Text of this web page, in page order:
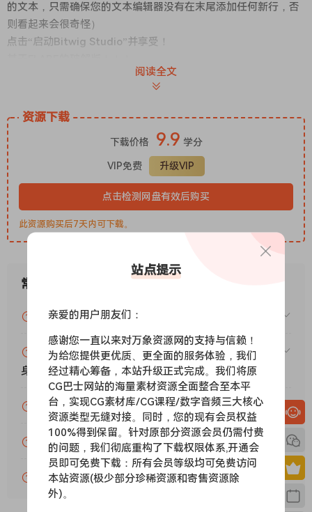
的文本，只需确保您的文本编辑器没有在末尾添加任何新行，否
则看起来会很奇怪）
点击“启动Bitwig Studio”并享受！
Bitwig Studio是一种单一解决方案，可在制作的每个阶段实现
任何音乐创意，具备强大的编辑
和效果。
Bitwig Studio 5已经发布，并引入了五个新的MSEG（多段线性
生成器）。
开发这个调制器和模块系列为我们整个调制系统进行了重大升
级。在第5版中，调制器可以做更多的事情，比如控制轨道和项
目级参数，并扩展到弹出窗口。我们还创建了新的软件演奏方
式，并对浏览器进行了全面改进，以便轻松找到所需内容。
浏览器的改进不仅仅是外观上的更新。现在，插件、预设和波表
等搜索结果都集中在一个地方。更新后的浏览器还提供了更好的
方式。
Bitwig Studio中的调制系统允许您使用宏控制、音符表达、低
频振荡器和包络来调制任何设备、VST插件或硬件参数。通过30
多个调制器（并不断增加），创造性表达的潜力是无限的。
Bitwig Studio还支持微调音高以及其他一系列创意。自从引入
了Micro-pitch设备以来，每个Bitwig Studio的更新都包含了更
多的预设。
硬件集成是Bitwig Studio独特之处的重要组成部分。其中包括
MIDI处理、音符定时和延迟补偿等方面。其他突出的功能包括
阅读全文
资源下载
下载价格 9.9 学分
VIP免费 升级VIP
点击检测网盘有效后购买
此资源购买后7天内可下载。
常见问题
VIP资源或免费资源能否做为商业用途？
赞助包月VIP（或包年VIP）后能升级包年（或终
身VIP）吗？
为什么付款了未开通VIP会员？
账号可以分享或者借给别人用吗？
VIP会员剩余时间查询？
站点提示
亲爱的用户朋友们：
感谢您一直以来对万象资源网的支持与信赖！
为给您提供更优质、更全面的服务体验，我们
经过精心筹备，本站升级正式完成。我们将原
CG巴士网站的海量素材资源全面整合至本平
台，实现CG素材库/CG课程/数字音频三大核心
资源类型无缝对接。同时，您的现有会员权益
100%得到保留。针对原部分资源会员仍需付费
的问题，我们彻底重构了下载权限体系,开通会
员即可免费下载：所有会员等级均可免费访问
本站资源(极少部分珍稀资源和寄售资源除
外)。